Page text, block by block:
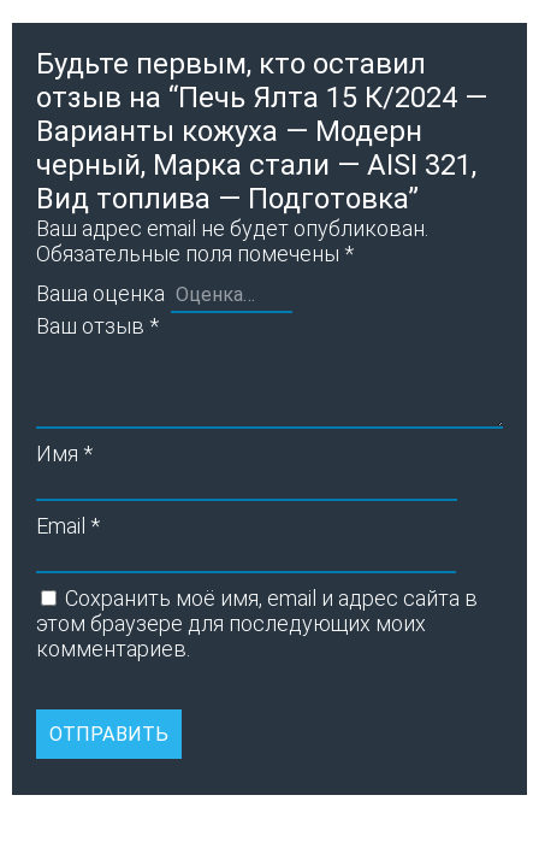
Будьте первым, кто оставил
отзыв на “Печь Ялта 15 К/2024 —
Варианты кожуха — Модерн
черный, Марка стали — AISI 321,
Вид топлива — Подготовка”
Ваш адрес email не будет опубликован.
Обязательные поля помечены *
Ваша оценка
Ваш отзыв *
Имя *
Email *
Сохранить моё имя, email и адрес сайта в
этом браузере для последующих моих
комментариев.